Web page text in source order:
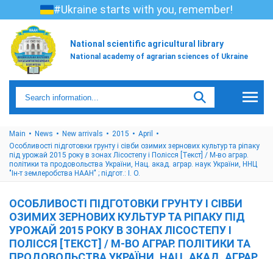
#Ukraine starts with you, remember!
National scientific agricultural library
National academy of agrarian sciences of Ukraine
Main News New arrivals 2015
April
Особливості підготовки грунту і сівби озимих зернових культур та ріпаку
під урожай 2015 року в зонах Лісостепу і Полісся [Текст] / М-во аграр.
політики та продовольства України, Нац. акад. аграр. наук України, ННЦ
"Ін-т землеробства НААН" ; підгот.: І. О.
ОСОБЛИВОСТІ ПІДГОТОВКИ ГРУНТУ І СІВБИ
ОЗИМИХ ЗЕРНОВИХ КУЛЬТУР ТА РІПАКУ ПІД
УРОЖАЙ 2015 РОКУ В ЗОНАХ ЛІСОСТЕПУ І
ПОЛІССЯ [ТЕКСТ] / М-ВО АГРАР. ПОЛІТИКИ ТА